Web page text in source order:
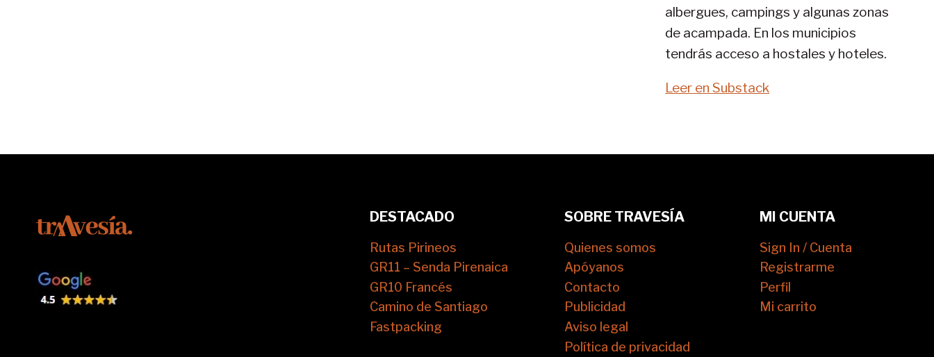
albergues, campings y algunas zonas
de acampada. En los municipios
tendrás acceso a hostales y hoteles.
Leer en Substack
DESTACADO
Rutas Pirineos
GR11 – Senda Pirenaica
GR10 Francés
Camino de Santiago
Fastpacking
SOBRE TRAVESÍA
Quienes somos
Apóyanos
Contacto
Publicidad
Aviso legal
Política de privacidad
MI CUENTA
Sign In / Cuenta
Registrarme
Perfil
Mi carrito